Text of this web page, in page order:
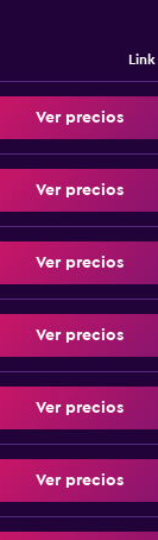
Ver precios
Ver precios
Ver precios
Ver precios
Ver precios
Ver precios